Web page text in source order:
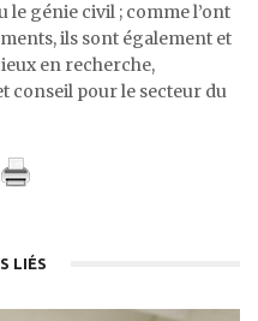
le génie civil ; comme l’ont
ils sont également et
en recherche,
conseil pour le secteur du
LIÉS